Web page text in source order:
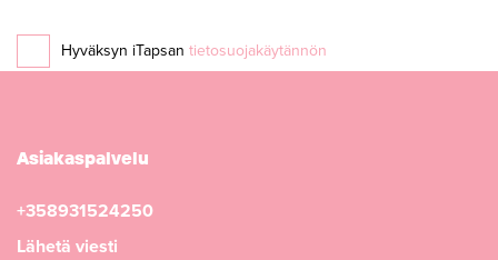
Hyväksyn iTapsan tietosuojakäytännön
Asiakaspalvelu
+358931524250
Lähetä viesti